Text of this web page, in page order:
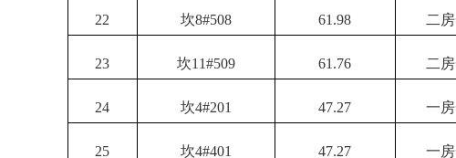
22 坎8#508 61.98 二
23 坎11#509 61.76 二
24 坎4#201 47.27 一
25 坎4#401 47.27 一